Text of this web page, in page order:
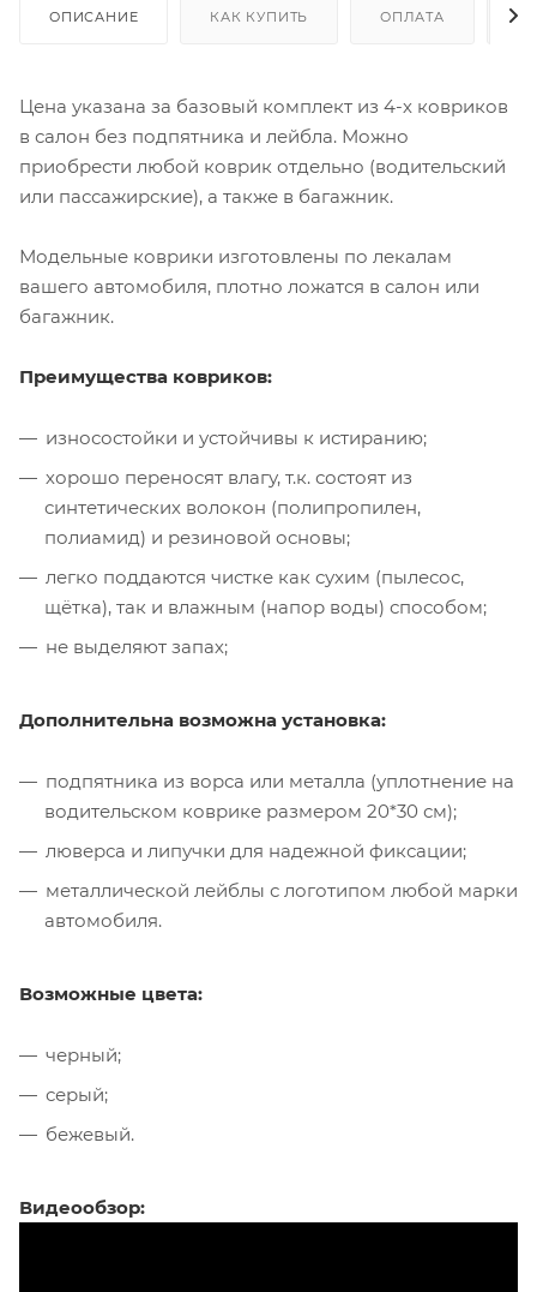
ОПИСАНИЕ КАК КУПИТЬ ОПЛАТА
Цена указана за базовый комплект из 4-х ковриков
в салон без подпятника и лейбла. Можно
приобрести любой коврик отдельно (водительский
или пассажирские), а также в багажник.
Модельные коврики изготовлены по лекалам
вашего автомобиля, плотно ложатся в салон или
багажник.
Преимущества ковриков:
износостойки и устойчивы к истиранию;
хорошо переносят влагу, т.к. состоят из
синтетических волокон (полипропилен,
полиамид) и резиновой основы;
легко поддаются чистке как сухим (пылесос,
щётка), так и влажным (напор воды) способом;
не выделяют запах;
Дополнительна возможна установка:
подпятника из ворса или металла (уплотнение на
водительском коврике размером 20*30 см);
люверса и липучки для надежной фиксации;
металлической лейблы с логотипом любой марки
автомобиля.
Возможные цвета:
черный;
серый;
бежевый.
Видеообзор: